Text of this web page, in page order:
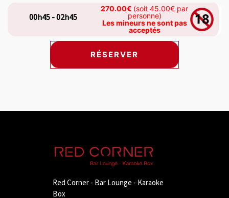
00h45 - 02h45
270.00€ (soit 45.00€ par
personne)
Les mineurs ne sont pas
acceptés
RÉSERVER
Red Corner - Bar Lounge - Karaoke
Box